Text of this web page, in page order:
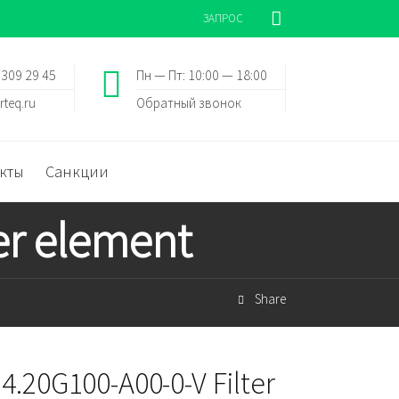
ЗАПРОС
Пн — Пт: 10:00 — 18:00
Обратный звонок
29 45
Санкции
element
Share
A00-0-V Filter